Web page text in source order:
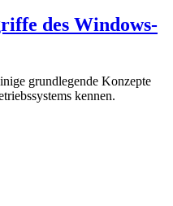
des Windows-
grundlegende Konzepte
kennen.